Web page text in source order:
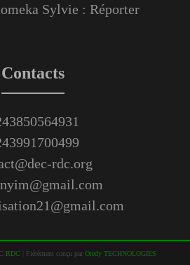
Sylvie : Réporter
Contacts
rdc.org
RDC Fiérèment conçu par Oredy TECHNOLOGIES